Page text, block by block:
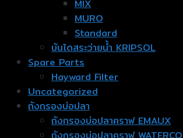
MIX
MURO
Standard
บันไดสระว่ายน้ำ KRIPSOL
Spare Parts
Hayward Filter
Uncategorized
ถังกรองบ่อปลา
ถังกรองบ่อปลาคราฟ EMAUX